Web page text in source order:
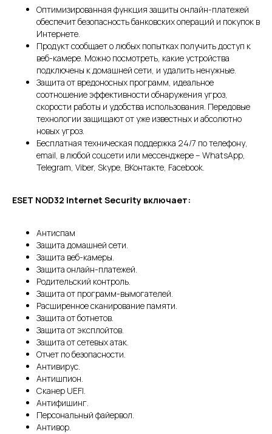
Оптимизированная функция защиты онлайн-платежей
обеспечит безопасность банковских операций и покупок в
Интернете.
Продукт сообщает о любых попытках получить доступ к
веб-камере. Можно посмотреть, какие устройства
подключены к домашней сети, и удалить ненужные.
Защита от вредоносных программ, идеальное
соотношение эффективности обнаружения угроз,
скорости работы и удобства использования. Передовые
технологии защищают от уже известных и абсолютно
новых угроз.
Бесплатная техническая поддержка 24/7 по телефону,
email, в любой соцсети или мессенджере – WhatsApp,
Telegram, Viber, Skype, ВКонтакте, Facebook.
ESET NOD32 Internet Security включает:
Антиспам
Защита домашней сети.
Защита веб-камеры.
Защита онлайн-платежей.
Родительский контроль.
Защита от программ-вымогателей.
Расширенное сканирование памяти.
Защита от ботнетов.
Защита от эксплойтов.
Защита от сетевых атак.
Отчет по безопасности.
Антивирус.
Антишпион.
Сканер UEFI.
Антифишинг.
Персональный файервол.
Антивор.